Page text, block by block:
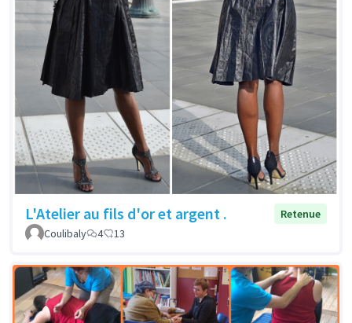
L'Atelier au fils d'or et argent .
Retenue
Coulibaly
4 13